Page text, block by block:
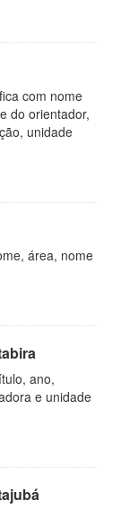
com nome
do orientador,
unidade
área, nome
ano,
e unidade